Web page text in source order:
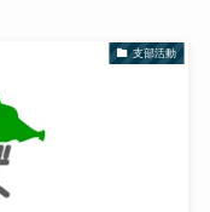
支部活動